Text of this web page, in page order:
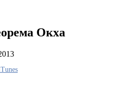
Окха